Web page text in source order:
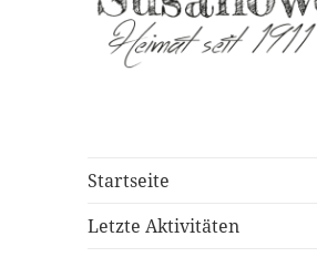
Startseite
Letzte Aktivitäten